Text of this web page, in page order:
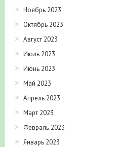
Ноябрь 2023
Октябрь 2023
Август 2023
Июль 2023
Июнь 2023
Май 2023
Апрель 2023
Март 2023
Февраль 2023
Январь 2023